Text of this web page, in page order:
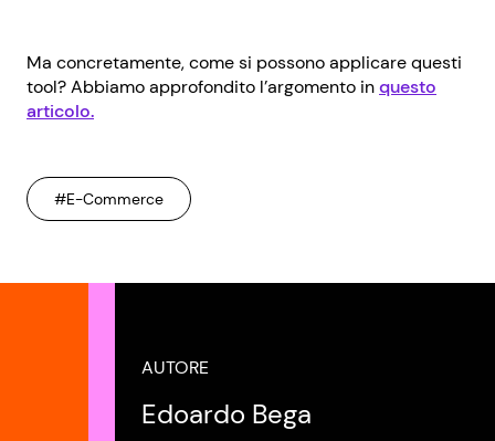
Ma concretamente, come si possono applicare questi
tool? Abbiamo approfondito l’argomento inquesto
articolo.
#E-Commerce
AUTORE
Edoardo Bega